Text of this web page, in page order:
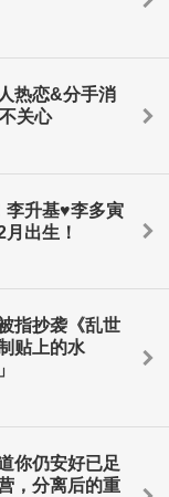
热恋&分手消
关心
李升基♥李多寅
出生！
指抄袭《乱世
贴上的水
你仍安好已足
，分离后的重